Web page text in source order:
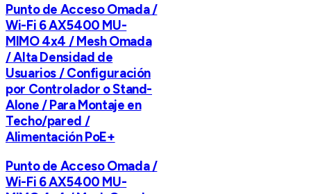
Punto de Acceso Omada /
Wi-Fi 6 AX5400 MU-
MIMO 4x4 / Mesh Omada
/ Alta Densidad de
Usuarios / Configuración
por Controlador o Stand-
Alone / Para Montaje en
Techo/pared /
Alimentación PoE+
Punto de Acceso Omada /
Wi-Fi 6 AX5400 MU-